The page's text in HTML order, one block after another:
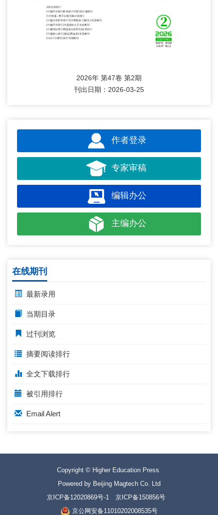
2026年 第47卷 第2期
刊出日期：2026-03-25
作者登录
专家审稿
编辑办公
主编办公
在线期刊
最新录用
当期目录
过刊浏览
摘要阅读排行
全文下载排行
被引用排行
Email Alert
Copyright © Higher Education Press.
Powered by Beijing Magtech Co. Ltd
京ICP备12020869号-1
京ICP备150856号
京公网安备11010202008535号